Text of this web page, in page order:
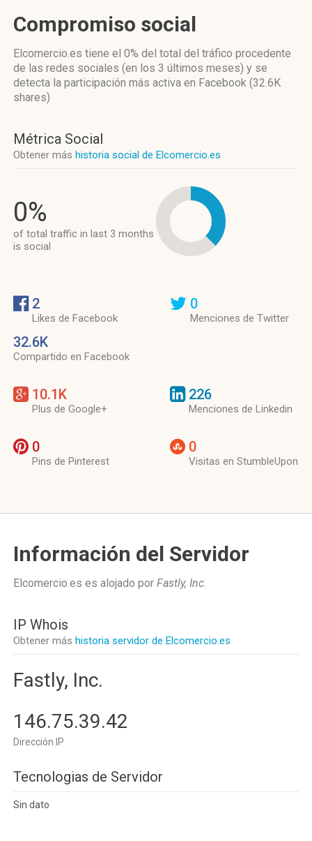
Compromiso social
Elcomercio.es tiene el 0% del total del tráfico procedente
de las redes sociales (en los 3 últimos meses) y se
detecta la participación más activa en Facebook (32.6K
shares)
Métrica Social
Obtener más historia social de Elcomercio.es
0%
of total traffic in last 3 months
is social
2
Likes de Facebook
32.6K
Compartido en Facebook
0
Menciones de Twitter
10.1K
Plus de Google+
226
Menciones de Linkedin
0
Pins de Pinterest
0
Visitas en StumbleUpon
Información del Servidor
Elcomercio.es es alojado por Fastly, Inc.
IP Whois
Obtener más historia servidor de Elcomercio.es
Fastly, Inc.
146.75.39.42
Dirección IP
Tecnologias de Servidor
Sin dato